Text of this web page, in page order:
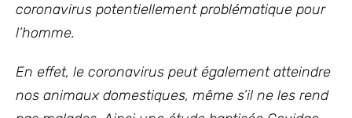
coronavirus potentiellement problématique pour
l’homme.
En effet, le coronavirus peut également atteindre
nos animaux domestiques, même s’il ne les rend